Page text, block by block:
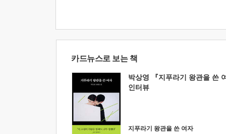
카드뉴스로 보는 책
박상영 『지푸라기 왕관을 쓴
인터뷰
지푸라기 왕관을 쓴 여자